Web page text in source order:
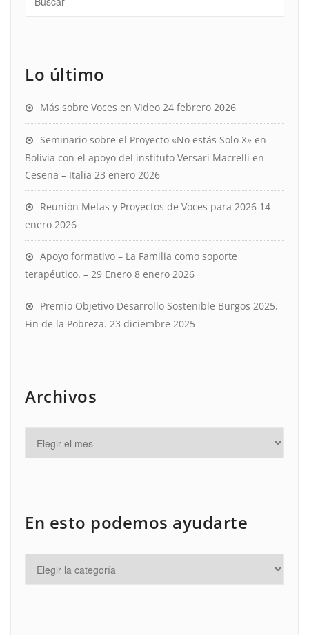
Lo último
Más sobre Voces en Video 24 febrero 2026
Seminario sobre el Proyecto «No estás Solo X» en
Bolivia con el apoyo del instituto Versari Macrelli en
Cesena – Italia 23 enero 2026
Reunión Metas y Proyectos de Voces para 2026 14
enero 2026
Apoyo formativo – La Familia como soporte
terapéutico. – 29 Enero 8 enero 2026
Premio Objetivo Desarrollo Sostenible Burgos 2025.
Fin de la Pobreza. 23 diciembre 2025
Archivos
En esto podemos ayudarte